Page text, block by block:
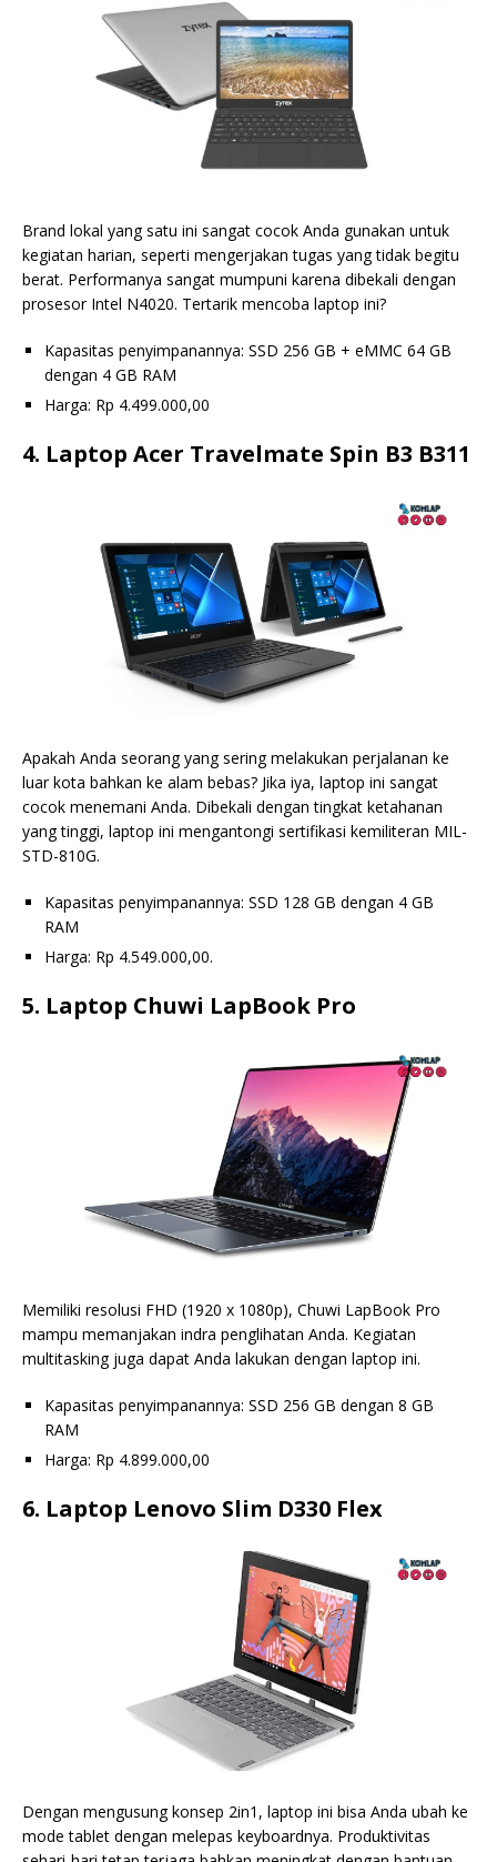
Brand lokal yang satu ini sangat cocok Anda gunakan untuk
kegiatan harian, seperti mengerjakan tugas yang tidak begitu
berat. Performanya sangat mumpuni karena dibekali dengan
prosesor Intel N4020. Tertarik mencoba laptop ini?
Kapasitas penyimpanannya: SSD 256 GB + eMMC 64 GB
dengan 4 GB RAM
Harga: Rp 4.499.000,00
4. Laptop Acer Travelmate Spin B3 B311
Apakah Anda seorang yang sering melakukan perjalanan ke
luar kota bahkan ke alam bebas? Jika iya, laptop ini sangat
cocok menemani Anda. Dibekali dengan tingkat ketahanan
yang tinggi, laptop ini mengantongi sertifikasi kemiliteran MIL-
STD-810G.
Kapasitas penyimpanannya: SSD 128 GB dengan 4 GB
RAM
Harga: Rp 4.549.000,00.
5. Laptop Chuwi LapBook Pro
Memiliki resolusi FHD (1920 x 1080p), Chuwi LapBook Pro
mampu memanjakan indra penglihatan Anda. Kegiatan
multitasking juga dapat Anda lakukan dengan laptop ini.
Kapasitas penyimpanannya: SSD 256 GB dengan 8 GB
RAM
Harga: Rp 4.899.000,00
6. Laptop Lenovo Slim D330 Flex
Dengan mengusung konsep 2in1, laptop ini bisa Anda ubah ke
mode tablet dengan melepas keyboardnya. Produktivitas